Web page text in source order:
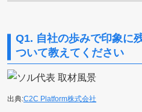
Q1. 自社の歩みで印象に
ついて教えてください
出典:C2C Platform株式会社